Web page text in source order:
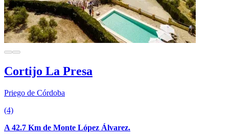
Cortijo La Presa
Priego de Córdoba
(4)
A 42.7 Km de Monte López Álvarez.